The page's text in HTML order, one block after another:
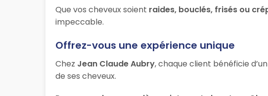
Que vos cheveux soient raides, bouclés, frisés ou
impeccable.
Offrez-vous une expérience unique
Chez Jean Claude Aubry, chaque client bénéficie d’un
de ses cheveux.